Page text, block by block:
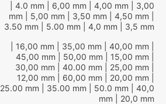
| 4.0 mm | 6,00 mm | 4,00 mm | 3,00
mm | 5,00 mm | 3,50 mm | 4,50 mm
3.50 mm | 5.00 mm | 4,0 mm | 3,5 mm
| 16,00 mm | 35,00 mm | 40,00 mm
45,00 mm | 50,00 mm | 15,00 mm
30,00 mm | 40.00 mm | 25,00 mm
12,00 mm | 60,00 mm | 20,00 mm
25.00 mm | 35.00 mm | 50.0 mm | 40,0
mm | 20,0 mm